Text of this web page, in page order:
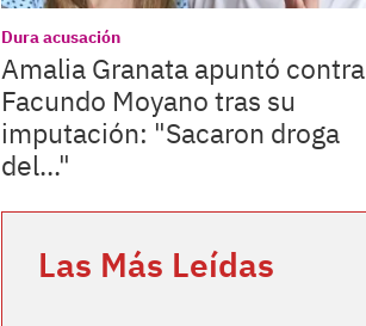
Dura acusación
Amalia Granata apuntó contra
Facundo Moyano tras su
imputación: "Sacaron droga
del..."
Las Más Leídas